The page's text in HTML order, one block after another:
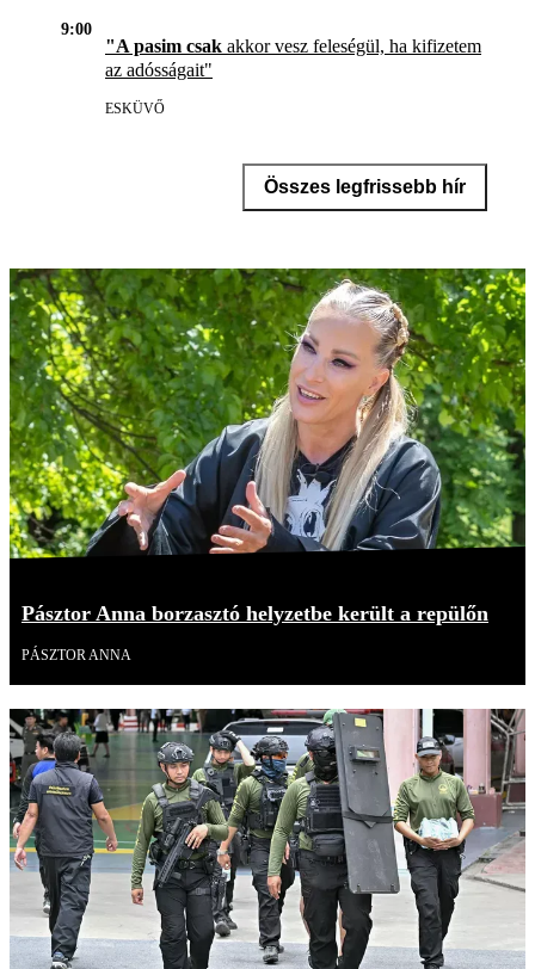
9:00
"A pasim csak akkor vesz feleségül, ha kifizetem
az adósságait"
ESKÜVŐ
Összes legfrissebb hír
Pásztor Anna borzasztó helyzetbe került a repülőn
PÁSZTOR ANNA